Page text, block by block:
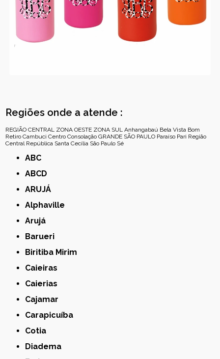
Regiões onde a atende :
REGIÃO CENTRAL ZONA OESTE ZONA SUL Anhangabaú Bela Vista Bom
Retiro Cambuci Centro Consolação GRANDE SÃO PAULO Paraíso Pari Região
Central República Santa Cecília São Paulo Sé
ABC
ABCD
ARUJÁ
Alphaville
Arujá
Barueri
Biritiba Mirim
Caieiras
Caierias
Cajamar
Carapicuíba
Cotia
Diadema